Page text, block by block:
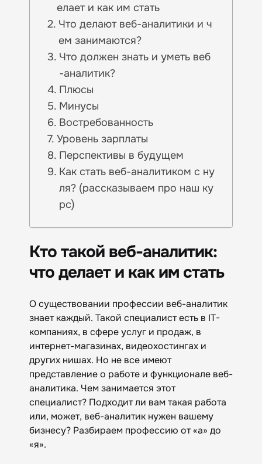
елает и как им стать
Что делают веб-аналитики и ч
ем занимаются?
Что должен знать и уметь веб
-аналитик?
Плюсы
Минусы
Востребованность
Уровень зарплаты
Перспективы в будущем
Как стать веб-аналитиком с ну
ля? (рассказываем про наш ку
рс)
Кто такой веб-аналитик:
что делает и как им стать
О существовании профессии веб-аналитик
знает каждый. Такой специалист есть в IT-
компаниях, в сфере услуг и продаж, в
интернет-магазинах, видеохостингах и
других нишах. Но не все имеют
представление о работе и функционале веб-
аналитика. Чем занимается этот
специалист? Подходит ли вам такая работа
или, может, веб-аналитик нужен вашему
бизнесу? Разбираем профессию от «а» до
«я».